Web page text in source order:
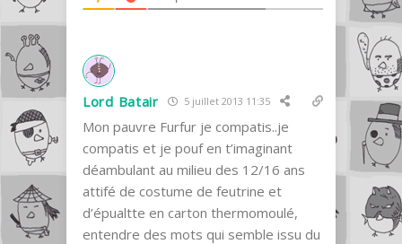
Lord Batair 5 juillet 2013 11:35
Mon pauvre Furfur je compatis..je
compatis et je pouf en t’imaginant
déambulant au milieu des 12/16 ans
attifé de costume de feutrine et
d’épualtte en carton thermomoulé,
entendre des mots qui semble issu du